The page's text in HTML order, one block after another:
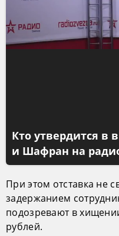
Кто утвердится в
и Шафран на
При этом отставка не
задержанием
подозревают в
рублей.